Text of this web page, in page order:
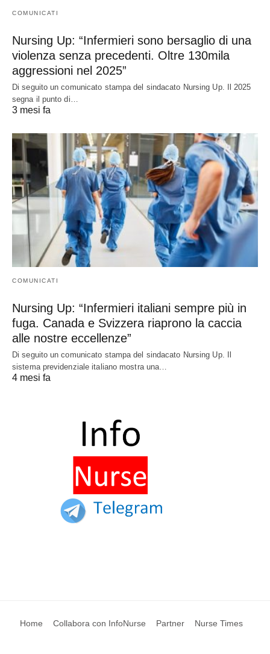
COMUNICATI
Nursing Up: “Infermieri sono bersaglio di una
violenza senza precedenti. Oltre 130mila
aggressioni nel 2025”
Di seguito un comunicato stampa del sindacato Nursing Up. Il 2025
segna il punto di…
3 mesi fa
COMUNICATI
Nursing Up: “Infermieri italiani sempre più in
fuga. Canada e Svizzera riaprono la caccia
alle nostre eccellenze”
Di seguito un comunicato stampa del sindacato Nursing Up. Il
sistema previdenziale italiano mostra una…
4 mesi fa
Home Collabora con InfoNurse Partner Nurse Times